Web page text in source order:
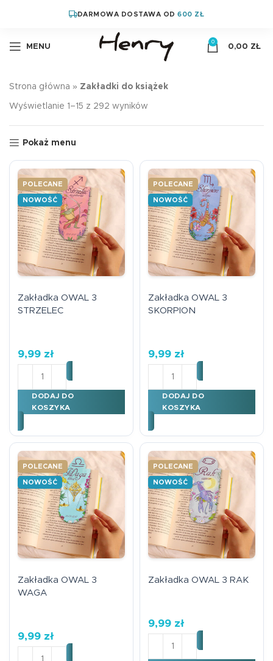
DARMOWA DOSTAWA OD600 ZŁ
MENU
0
0,00 ZŁ
Strona główna » Zakładki do książek
Wyświetlanie 1–15 z 292 wyników
Pokaż menu
POLECANE
NOWOŚĆ
Zakładka OWAL 3
STRZELEC
9,99 zł
ilość Zakładka OWAL 3 STRZELEC
DODAJ DO
KOSZYKA
POLECANE
NOWOŚĆ
Zakładka OWAL 3
SKORPION
9,99 zł
ilość Zakładka OWAL 3
DODAJ DO
KOSZYKA
POLECANE
NOWOŚĆ
Zakładka OWAL 3
WAGA
9,99 zł
ilość Zakładka OWAL 3 WAGA
POLECANE
NOWOŚĆ
Zakładka OWAL 3 RAK
9,99 zł
ilość Zakładka OWAL 3